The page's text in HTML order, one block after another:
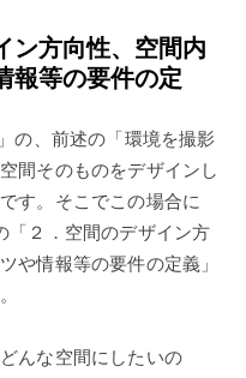
ン方向性、空間内
報等の要件の定
の、前述の「環境を撮影
間そのものをデザインし
す。そこでこの場合に
「２．空間のデザイン方
や情報等の要件の定義」
んな空間にしたいの